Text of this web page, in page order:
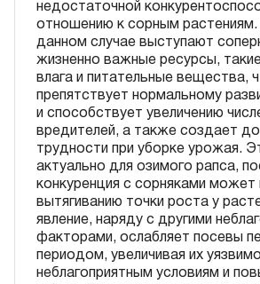
недостаточной
отношению к сорным растениям.
данном случае выступают
жизненно важные ресурсы,
влага и питательные вещества,
препятствует нормальному
и способствует увеличению
вредителей, а также создает
трудности при уборке урожая.
актуально для озимого рапса,
конкуренция с сорняками может
вытягиванию точки роста у
явление, наряду с другими
факторами, ослабляет посевы
периодом, увеличивая их
неблагоприятным условиям и